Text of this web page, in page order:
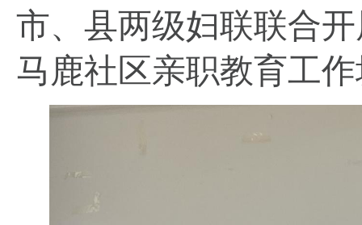
市、县两级妇联联合
马鹿社区亲职教育工